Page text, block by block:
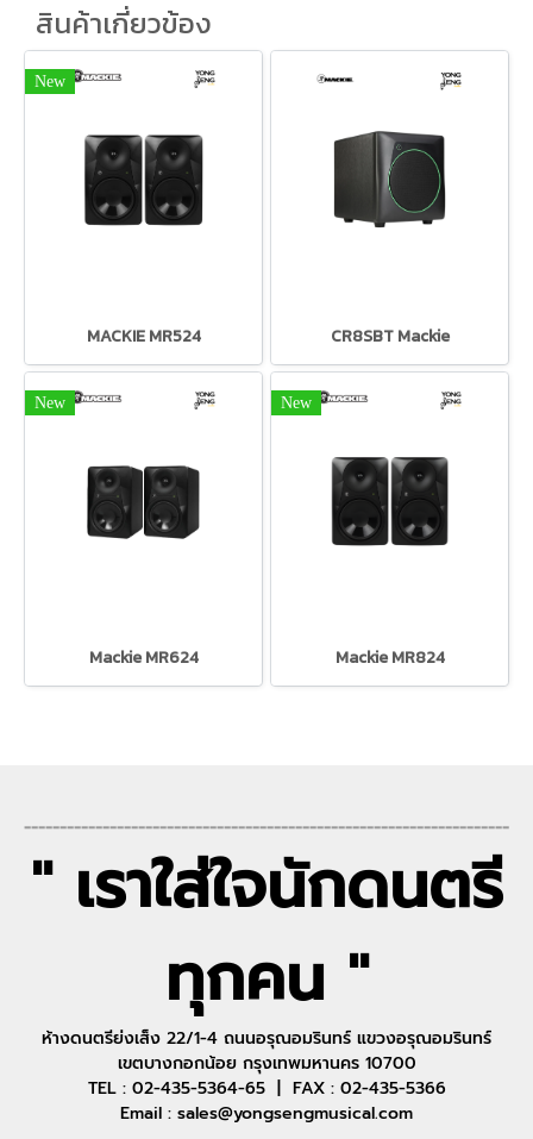
สินค้าเกี่ยวข้อง
New
MACKIE MR524 CR8SBT Mackie
New
Mackie MR624
New
Mackie MR824
--------------------------------------------------------------------
" เราใส่ใจนักดนตรี
ทุกคน "
ห้างดนตรีย่งเส็ง 22/1-4 ถนนอรุณอมรินทร์ แขวงอรุณอมรินทร์
เขตบางกอกน้อย กรุงเทพมหานคร 10700
TEL : 02-435-5364-65 | FAX : 02-435-5366
Email : sales@yongsengmusical.com